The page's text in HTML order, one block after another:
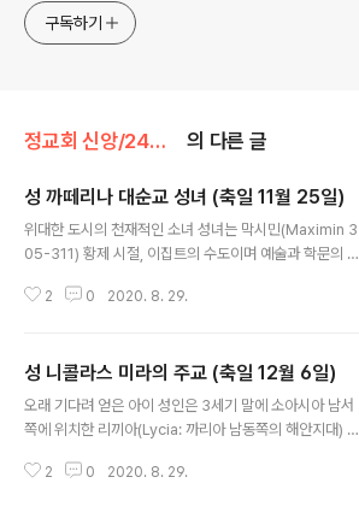
구독하기
정교회 신앙/24인 수호성인 의 다른 글
성 까떼리나 대순교 성녀 (축일 11월 25일)
위대한 도시의 천재적인 소녀 성녀는 막시민(Maximin 3
05-311) 황제 시절, 이집트의 수도이며 예술과 학문의 중
다. 그녀는 고귀한 신분뿐만 아니라 뛰어난 아름다움과 지
와 그 계승자들의 철학적 체계들을 완벽히 이해하였다. 또
한 문학방면에서도 뛰어나, 호머(Hormer)에서 버질(Virg
il: 고대 로마의 시인. 70-19 B. C.)에 이르는 모든 위대한
산드리아를 찾아오는 학자들과 외국인 방문객들에게서 배
2 0 2020. 8. 29.
성 니콜라스 미라의 주교 (축일 12월 6일)
오래 기다려 얻은 아이 성인은 3세기 말에 소아시아 남서
쪽에 위치한 리끼아(Lycia: 까리아 남동쪽의 해안지대) 지
던 부모님에게서 태어났다. 어려서부터 덕을 사랑하고 교
2 0 2020. 8. 29.